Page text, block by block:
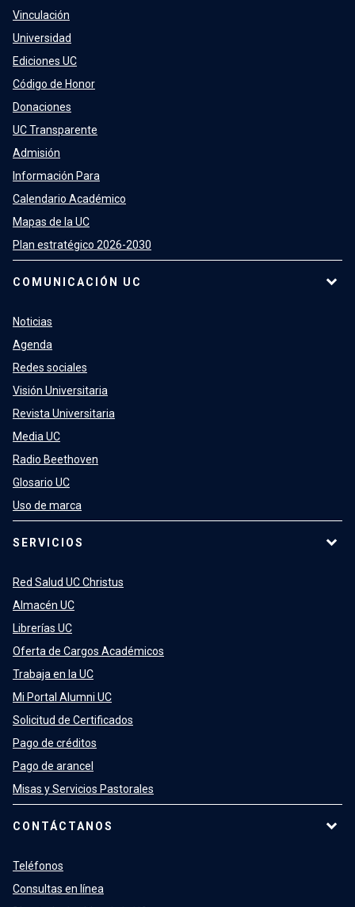
Vinculación
Universidad
Ediciones UC
Código de Honor
Donaciones
UC Transparente
Admisión
Información Para
Calendario Académico
Mapas de la UC
Plan estratégico 2026-2030
COMUNICACIÓN UC
Noticias
Agenda
Redes sociales
Visión Universitaria
Revista Universitaria
Media UC
Radio Beethoven
Glosario UC
Uso de marca
SERVICIOS
Red Salud UC Christus
Almacén UC
Librerías UC
Oferta de Cargos Académicos
Trabaja en la UC
Mi Portal Alumni UC
Solicitud de Certificados
Pago de créditos
Pago de arancel
Misas y Servicios Pastorales
CONTÁCTANOS
Teléfonos
Consultas en línea